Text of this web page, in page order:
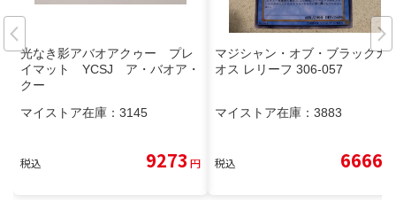
光なき影アバオアクゥー プレ
イマット YCSJ ア・バオア・
クー
マイストア在庫： 3145
税込 9273 円
マジシャン・オブ・ブラックカ
オス レリーフ 306-057
マイストア在庫： 3883
税込 6666